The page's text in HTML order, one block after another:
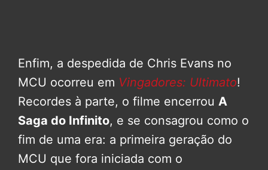
Enfim, a despedida de Chris Evans no
MCU ocorreu em Vingadores: Ultimato!
Recordes à parte, o filme encerrou A
Saga do Infinito, e se consagrou como o
fim de uma era: a primeira geração do
MCU que fora iniciada com o